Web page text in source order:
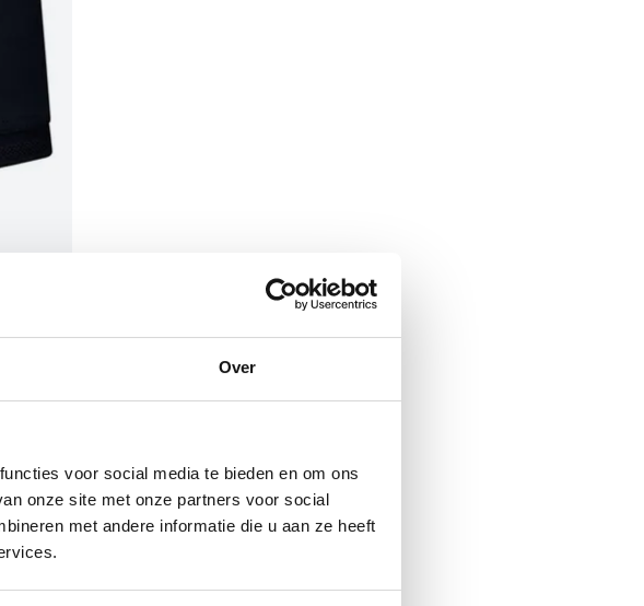
Over
voor social media te bieden en om ons
onze site met onze partners voor social
met andere informatie die u aan ze heeft